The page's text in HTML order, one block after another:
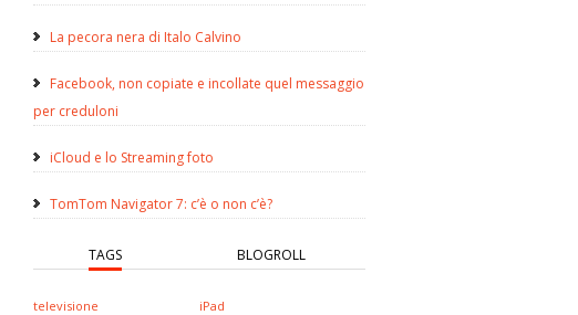
La pecora nera di Italo Calvino
Facebook, non copiate e incollate quel messaggio
per creduloni
iCloud e lo Streaming foto
TomTom Navigator 7: c’è o non c’è?
TAGS BLOGROLL
televisione iPad